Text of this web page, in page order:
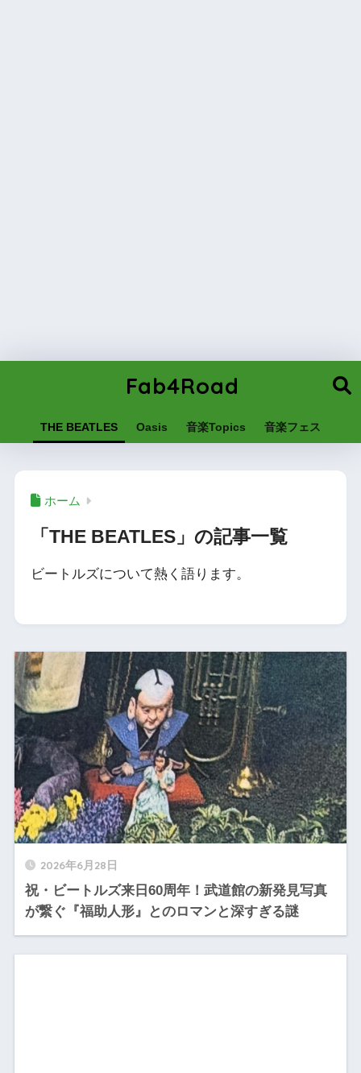
Fab4Road
THE BEATLES Oasis 音楽Topics 音楽フェス
ホーム
「THE BEATLES」の記事一覧
ビートルズについて熱く語ります。
2026年6月28日
祝・ビートルズ来日60周年！武道館の新発見写真
が繋ぐ『福助人形』とのロマンと深すぎる謎